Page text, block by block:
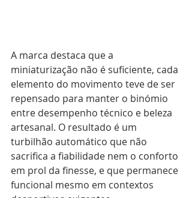
A marca destaca que a
miniaturização não é suficiente, cada
elemento do movimento teve de ser
repensado para manter o binómio
entre desempenho técnico e beleza
artesanal. O resultado é um
turbilhão automático que não
sacrifica a fiabilidade nem o conforto
em prol da finesse, e que permanece
funcional mesmo em contextos